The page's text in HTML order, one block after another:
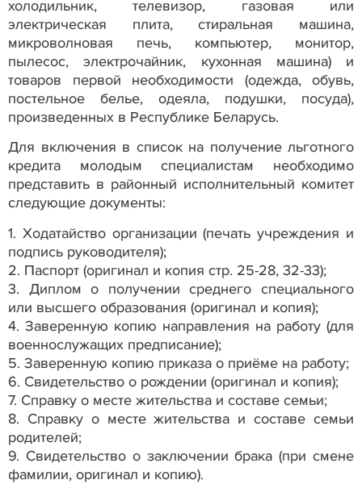
холодильник, телевизор, газовая или
электрическая плита, стиральная машина,
микроволновая печь, компьютер, монитор,
пылесос, электрочайник, кухонная машина) и
товаров первой необходимости (одежда, обувь,
постельное белье, одеяла, подушки, посуда),
произведенных в Республике Беларусь.
Для включения в список на получение льготного
кредита молодым специалистам необходимо
представить в районный исполнительный комитет
следующие документы:
1. Ходатайство организации (печать учреждения и
подпись руководителя);
2. Паспорт (оригинал и копия стр. 25-28, 32-33);
3. Диплом о получении среднего специального
или высшего образования (оригинал и копия);
4. Заверенную копию направления на работу (для
военнослужащих предписание);
5. Заверенную копию приказа о приёме на работу;
6. Свидетельство о рождении (оригинал и копия);
7. Справку о месте жительства и составе семьи;
8. Справку о месте жительства и составе семьи
родителей;
9. Свидетельство о заключении брака (при смене
фамилии, оригинал и копию).